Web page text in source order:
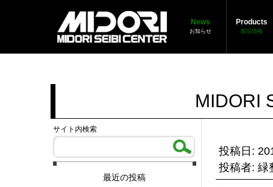
News
お知らせ
Products
製品情報
MIDORI
投稿日:
投稿者: 緑
サイト内検索
最近の投稿